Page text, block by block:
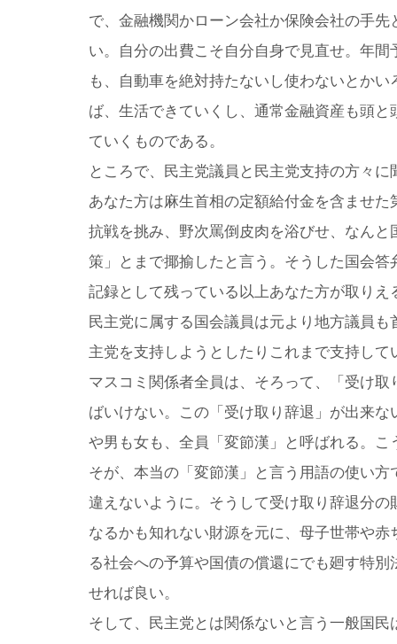
で、金融機関かローン会社か保険会社の手先
い。自分の出費こそ自分自身で見直せ。年間
も、自動車を絶対持たないし使わないとかい
ば、生活できていくし、通常金融資産も頭と
ていくものである。
ところで、民主党議員と民主党支持の方々に
あなた方は麻生首相の定額給付金を含ませた
抗戦を挑み、野次罵倒皮肉を浴びせ、なんと
策」とまで揶揄したと言う。そうした国会答
記録として残っている以上あなた方が取りえ
民主党に属する国会議員は元より地方議員も
主党を支持しようとしたりこれまで支持して
マスコミ関係者全員は、そろって、「受け取
ばいけない。この「受け取り辞退」が出来な
や男も女も、全員「変節漢」と呼ばれる。こ
そが、本当の「変節漢」と言う用語の使い方
違えないように。そうして受け取り辞退分の
なるかも知れない財源を元に、母子世帯や赤
る社会への予算や国債の償還にでも廻す特別
せれば良い。
そして、民主党とは関係ないと言う一般国民